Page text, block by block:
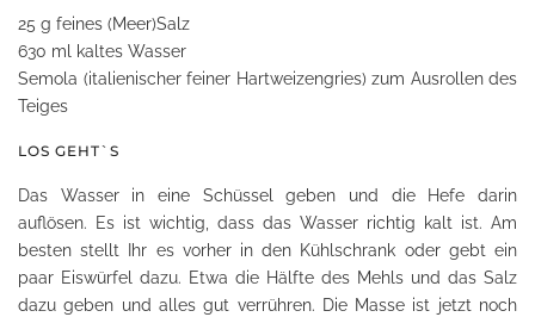
25 g feines (Meer)Salz
630 ml kaltes Wasser
Semola (italienischer feiner Hartweizengries) zum Ausrollen des
Teiges
LOS GEHT`S
Das Wasser in eine Schüssel geben und die Hefe darin
auflösen. Es ist wichtig, dass das Wasser richtig kalt ist. Am
besten stellt Ihr es vorher in den Kühlschrank oder gebt ein
paar Eiswürfel dazu. Etwa die Hälfte des Mehls und das Salz
dazu geben und alles gut verrühren. Die Masse ist jetzt noch